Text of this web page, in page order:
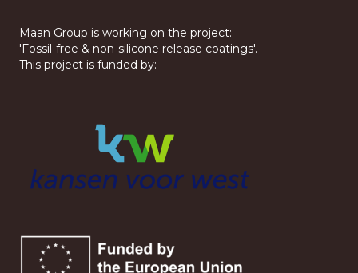
Maan Group is working on the project:
'Fossil-free & non-silicone release coatings'.
This project is funded by: